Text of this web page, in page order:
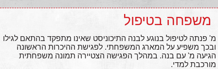
משפחה בטיפול
מ' פנתה לטיפול בנוגע לבנה התיכוניסט שאינו מתפקד בהתאם לגילו
ובכך משפיע על המארג המשפחתי. לפגישת ההיכרות הראשונה
הגיעה מ' עם בנה. במהלך הפגישה הצטיירה תמונה משפחתית
מורכבת למדי.